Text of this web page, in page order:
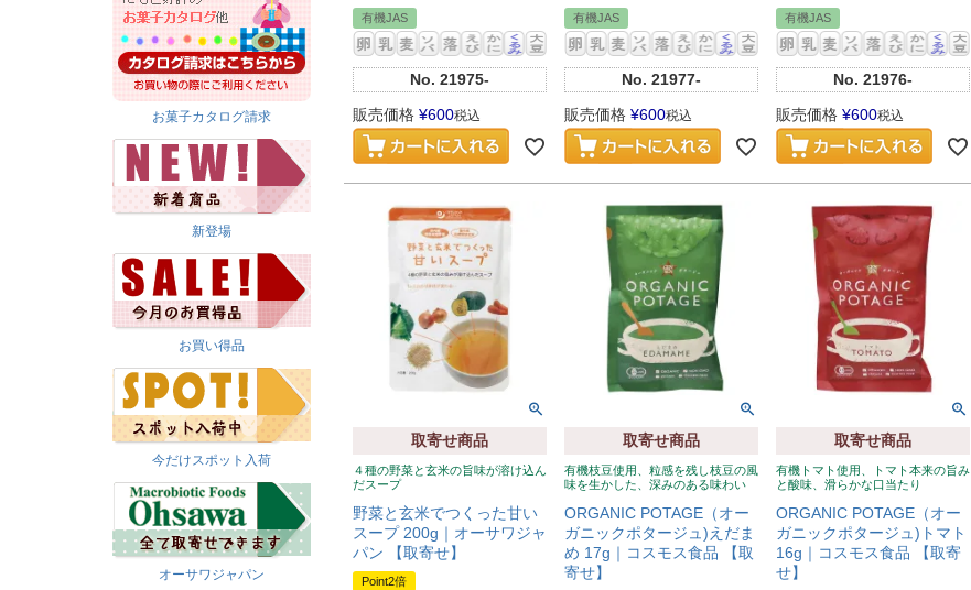
お菓子カタログ請求
新登場
お買い得品
今だけスポット入荷
オーサワジャパン
有機JAS
No. 21975-
販売価格 ¥600税込
有機JAS
No. 21977-
販売価格 ¥600税込
有機JAS
No. 21976-
販売価格 ¥600税込
取寄せ商品
４種の野菜と玄米の旨味が溶け込ん
だスープ
野菜と玄米でつくった甘い
スープ 200g｜オーサワジャ
パン 【取寄せ】
Point2倍
取寄せ商品
有機枝豆使用、粒感を残し枝豆の風
味を生かした、深みのある味わい
ORGANIC POTAGE（オー
ガニックポタージュ)えだま
め 17g｜コスモス食品 【取
寄せ】
取寄せ商品
有機トマト使用、トマト本来の旨み
と酸味、滑らかな口当たり
ORGANIC POTAGE（オー
ガニックポタージュ)トマト
16g｜コスモス食品 【取寄
せ】